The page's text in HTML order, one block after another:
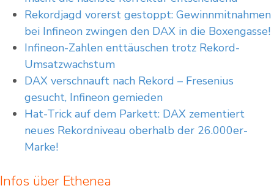
Rekordjagd vorerst gestoppt: Gewinnmitnahmen
bei Infineon zwingen den DAX in die Boxengasse!
Infineon-Zahlen enttäuschen trotz Rekord-
Umsatzwachstum
DAX verschnauft nach Rekord – Fresenius
gesucht, Infineon gemieden
Hat-Trick auf dem Parkett: DAX zementiert
neues Rekordniveau oberhalb der 26.000er-
Marke!
Infos über Ethenea